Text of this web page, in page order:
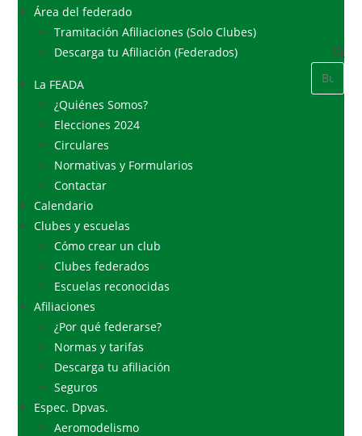
Área del federado
Tramitación Afiliaciones (Solo Clubes)
Descarga tu Afiliación (Federados)
La FEADA
¿Quiénes Somos?
Elecciones 2024
Circulares
Normativas y Formularios
Contactar
Calendario
Clubes y escuelas
Cómo crear un club
Clubes federados
Escuelas reconocidas
Afiliaciones
¿Por qué federarse?
Normas y tarifas
Descarga tu afiliación
Seguros
Espec. Dpvas.
Aeromodelismo